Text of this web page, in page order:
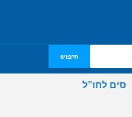
חיפוש
סים לחו”ל